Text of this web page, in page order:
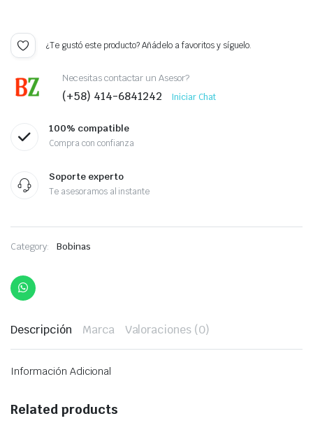
¿Te gustó este producto? Añádelo a favoritos y síguelo.
Necesitas contactar un Asesor?
(+58) 414-6841242 Iniciar Chat
100% compatible
Compra con confianza
Soporte experto
Te asesoramos al instante
Category: Bobinas
Descripción Marca Valoraciones (0)
Información Adicional
Related products